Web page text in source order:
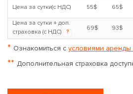
Цена за сутки(с НДС) 55$ 65$
Цена за сутки + доп.
страховка (с НДС)
?
69$ 93$
* Ознакомиться с условиями аренды
** Дополнительная страховка